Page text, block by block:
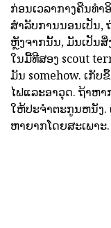
ກ່ອນເວລາກາງຄືນທໍ
ສໍາລັບການນອນເປັນ,
ຫຼັງຈາກນັ້ນ, ມັນເປັນ
ໃນມື້ທີສອງ scout
ມັນ somehow. ເກັ
ໄຟແລະອາວຸດ. ຖ້າຫາ
ໃຫ້ປະຈໍາຕະກູນຫນັງ
ຫາຍາກໂດຍສະເພາະ.